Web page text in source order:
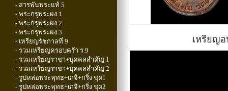
- สารพันพระแท้ 5
- พระกรุพระผง 1
- พระกรุพระผง 2
- พระกรุพระผง 3
- เหรียญรัชกาลที่ 9
- รวมเหรียญครอบครัว ร.9
- รวมเหรียญราชา+บุคคลสำคัญ 1
- รวมเหรียญราชา+บุคคลสำคัญ 2
- รูปหล่อพระพุทธ+เกจิ+กริ่ง ชุด1
- รูปหล่อพระพุทธ+เกจิ+กริ่ง ชุด2
เหรียญอ